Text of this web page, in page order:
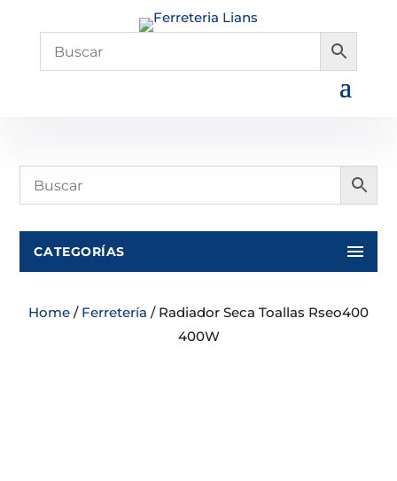
CATEGORÍAS
Home / Ferretería / Radiador Seca Toallas Rseo400
400W